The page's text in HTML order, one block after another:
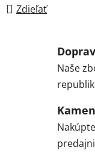
Zdieľať
Naše